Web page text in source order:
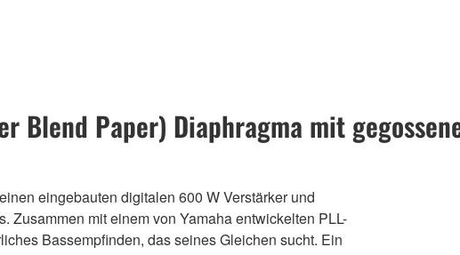
Blend Paper) Diaphragma mit
eingebauten digitalen 600 W Verstärker und
Zusammen mit einem von Yamaha entwickelten PLL-
Bassempfinden, das seines Gleichen sucht. Ein